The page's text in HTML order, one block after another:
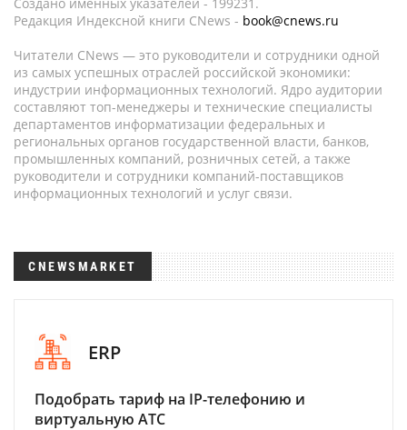
Редакция Индексной книги CNews - book@cnews.ru
Читатели CNews — это руководители и сотрудники одной
из самых успешных отраслей российской экономики:
индустрии информационных технологий. Ядро аудитории
составляют топ-менеджеры и технические специалисты
департаментов информатизации федеральных и
региональных органов государственной власти, банков,
промышленных компаний, розничных сетей, а также
руководители и сотрудники компаний-поставщиков
информационных технологий и услуг связи.
CNEWSMARKET
ERP
Подобрать тариф на IP-телефонию и
виртуальную АТС